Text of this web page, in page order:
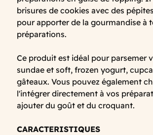
brisures de cookies avec des
pour apporter de la gourmandise à
préparations.
Ce produit est idéal pour parsemer
sundae et soft, frozen yogurt,
gâteaux. Vous pouvez également
l'intégrer directement à vos
ajouter du goût et du croquant.
CARACTERISTIQUES